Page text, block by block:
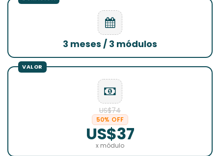
3 meses / 3 módulos
US$74
50% OFF
US$37
x módulo